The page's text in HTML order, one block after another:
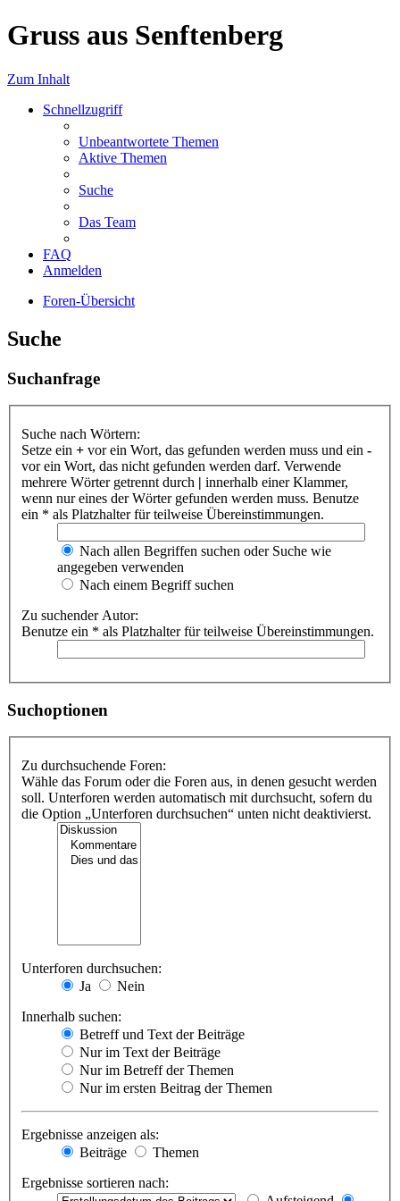
Gruss aus Senftenberg
Zum Inhalt
Schnellzugriff
Unbeantwortete Themen
Aktive Themen
Suche
Das Team
FAQ
Anmelden
Foren-Übersicht
Suche
Suchanfrage
Suche nach Wörtern:
Setze ein + vor ein Wort, das gefunden werden muss und ein -
vor ein Wort, das nicht gefunden werden darf. Verwende
mehrere Wörter getrennt durch | innerhalb einer Klammer,
wenn nur eines der Wörter gefunden werden muss. Benutze
ein * als Platzhalter für teilweise Übereinstimmungen.
Nach allen Begriffen suchen oder Suche wie
angegeben verwenden
Nach einem Begriff suchen
Zu suchender Autor:
Benutze ein * als Platzhalter für teilweise Übereinstimmungen.
Suchoptionen
Zu durchsuchende Foren:
Wähle das Forum oder die Foren aus, in denen gesucht werden
soll. Unterforen werden automatisch mit durchsucht, sofern du
die Option „Unterforen durchsuchen“ unten nicht deaktivierst.
Unterforen durchsuchen:
Ja
Nein
Innerhalb suchen:
Betreff und Text der Beiträge
Nur im Text der Beiträge
Nur im Betreff der Themen
Nur im ersten Beitrag der Themen
Ergebnisse anzeigen als:
Beiträge
Themen
Ergebnisse sortieren nach: